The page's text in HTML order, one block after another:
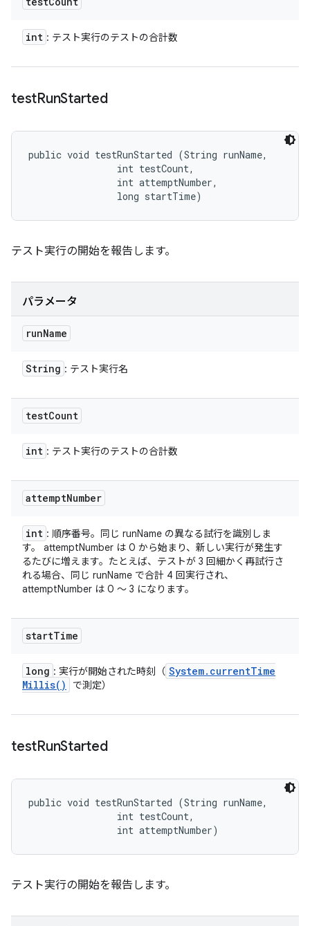
int : テスト実行のテストの合計数
testRunStarted
public void testRunStarted (String runName,
                int testCount,
                int attemptNumber,
                long startTime)
テスト実行の開始を報告します。
パラメータ
runName
String : テスト実行名
testCount
int : テスト実行のテストの合計数
attemptNumber
int : 順序番号。同じ runName の異なる試行を識別しま
す。 attemptNumber は 0 から始まり、新しい実行が発生す
るたびに増えます。たとえば、テストが 3 回細かく再試行さ
れる場合、同じ runName で合計 4 回実行され、
attemptNumber は 0 ～ 3 になります。
startTime
long : 実行が開始された時刻（ System. currentTime
Millis( ) で測定）
testRunStarted
public void testRunStarted (String runName,
                int testCount,
                int attemptNumber)
テスト実行の開始を報告します。